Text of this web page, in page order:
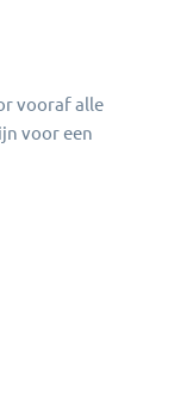
vooraf alle
voor een